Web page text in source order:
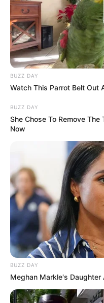
Turf logique avec la liste
du logiciel Logic-prono et
hippique comme: Bilto,
Equidia, Europe1, GENY,
Parisien, le Républicain-
France, Paris Courses,
Magazine, Tropiques FM,
d’autres encore.
Faites votre propre
gratuit et obtenez un
outsiders.
BUZZ DAY
Watch This Parrot Belt Out
BUZZ DAY
She Chose To Remove
Now
BUZZ DAY
Meghan Markle's